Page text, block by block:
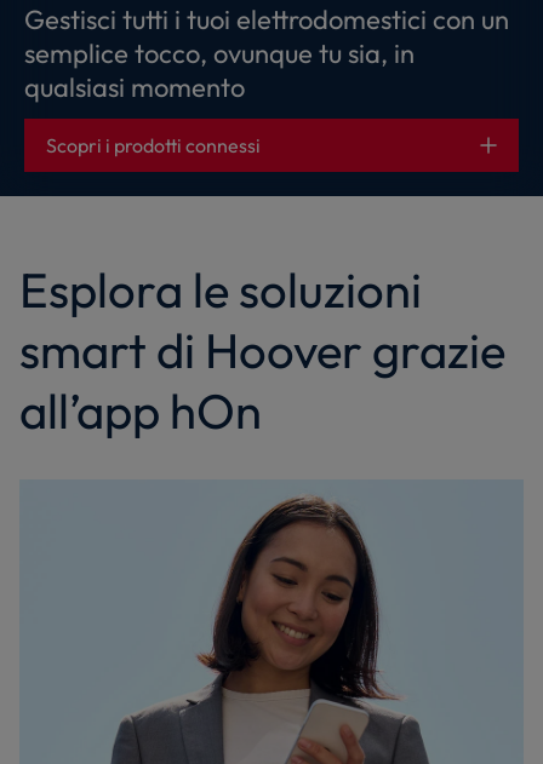
Gestisci tutti i tuoi elettrodomestici con un
semplice tocco, ovunque tu sia, in
qualsiasi momento
Scopri i prodotti connessi
Esplora le soluzioni
smart di Hoover grazie
all’app hOn